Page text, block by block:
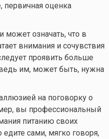
первичная оценка
может означать, что в
внимания и сочувствия
проявить больше
им, может быть, нужна
на поговорку о
вы профессиональный
питанию своих
сами, мягко говоря,